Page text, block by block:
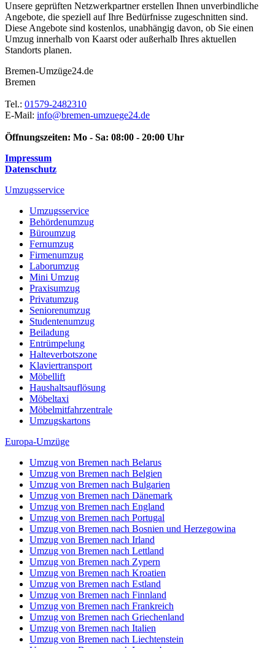
Unsere geprüften Netzwerkpartner erstellen Ihnen unverbindliche
Angebote, die speziell auf Ihre Bedürfnisse zugeschnitten sind.
Diese Angebote sind kostenlos, unabhängig davon, ob Sie einen
Umzug innerhalb von Kaarst oder außerhalb Ihres aktuellen
Standorts planen.
Bremen-Umzüge24.de
Bremen
Tel.: 01579-2482310
E-Mail: info@bremen-umzuege24.de
Öffnungszeiten: Mo - Sa: 08:00 - 20:00 Uhr
Impressum
Datenschutz
Umzugsservice
Umzugsservice
Behördenumzug
Büroumzug
Fernumzug
Firmenumzug
Laborumzug
Mini Umzug
Praxisumzug
Privatumzug
Seniorenumzug
Studentenumzug
Beiladung
Entrümpelung
Halteverbotszone
Klaviertransport
Möbellift
Haushaltsauflösung
Möbeltaxi
Möbelmitfahrzentrale
Umzugskartons
Europa-Umzüge
Umzug von Bremen nach Belarus
Umzug von Bremen nach Belgien
Umzug von Bremen nach Bulgarien
Umzug von Bremen nach Dänemark
Umzug von Bremen nach England
Umzug von Bremen nach Portugal
Umzug von Bremen nach Bosnien und Herzegowina
Umzug von Bremen nach Irland
Umzug von Bremen nach Lettland
Umzug von Bremen nach Zypern
Umzug von Bremen nach Kroatien
Umzug von Bremen nach Estland
Umzug von Bremen nach Finnland
Umzug von Bremen nach Frankreich
Umzug von Bremen nach Griechenland
Umzug von Bremen nach Italien
Umzug von Bremen nach Liechtenstein